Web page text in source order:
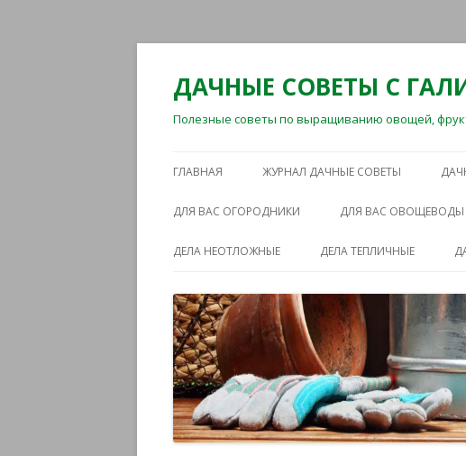
ДАЧНЫЕ СОВЕТЫ С
Полезные советы по выращиванию овощей,
ГЛАВНАЯ ЖУРНАЛ ДАЧНЫЕ СОВЕТЫ
ДЛЯ ВАС ОГОРОДНИКИ ДЛЯ ВАС ОВОЩЕВОДЫ
ДЕЛА НЕОТЛОЖНЫЕ ДЕЛА ТЕПЛИЧНЫЕ